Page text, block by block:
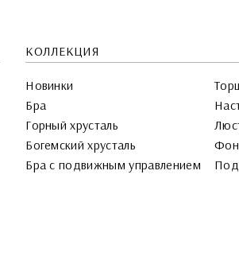
КОЛЛЕКЦИЯ
Новинки
Бра
Горный хрусталь
Богемский хрусталь
Бра с подвижным управлением